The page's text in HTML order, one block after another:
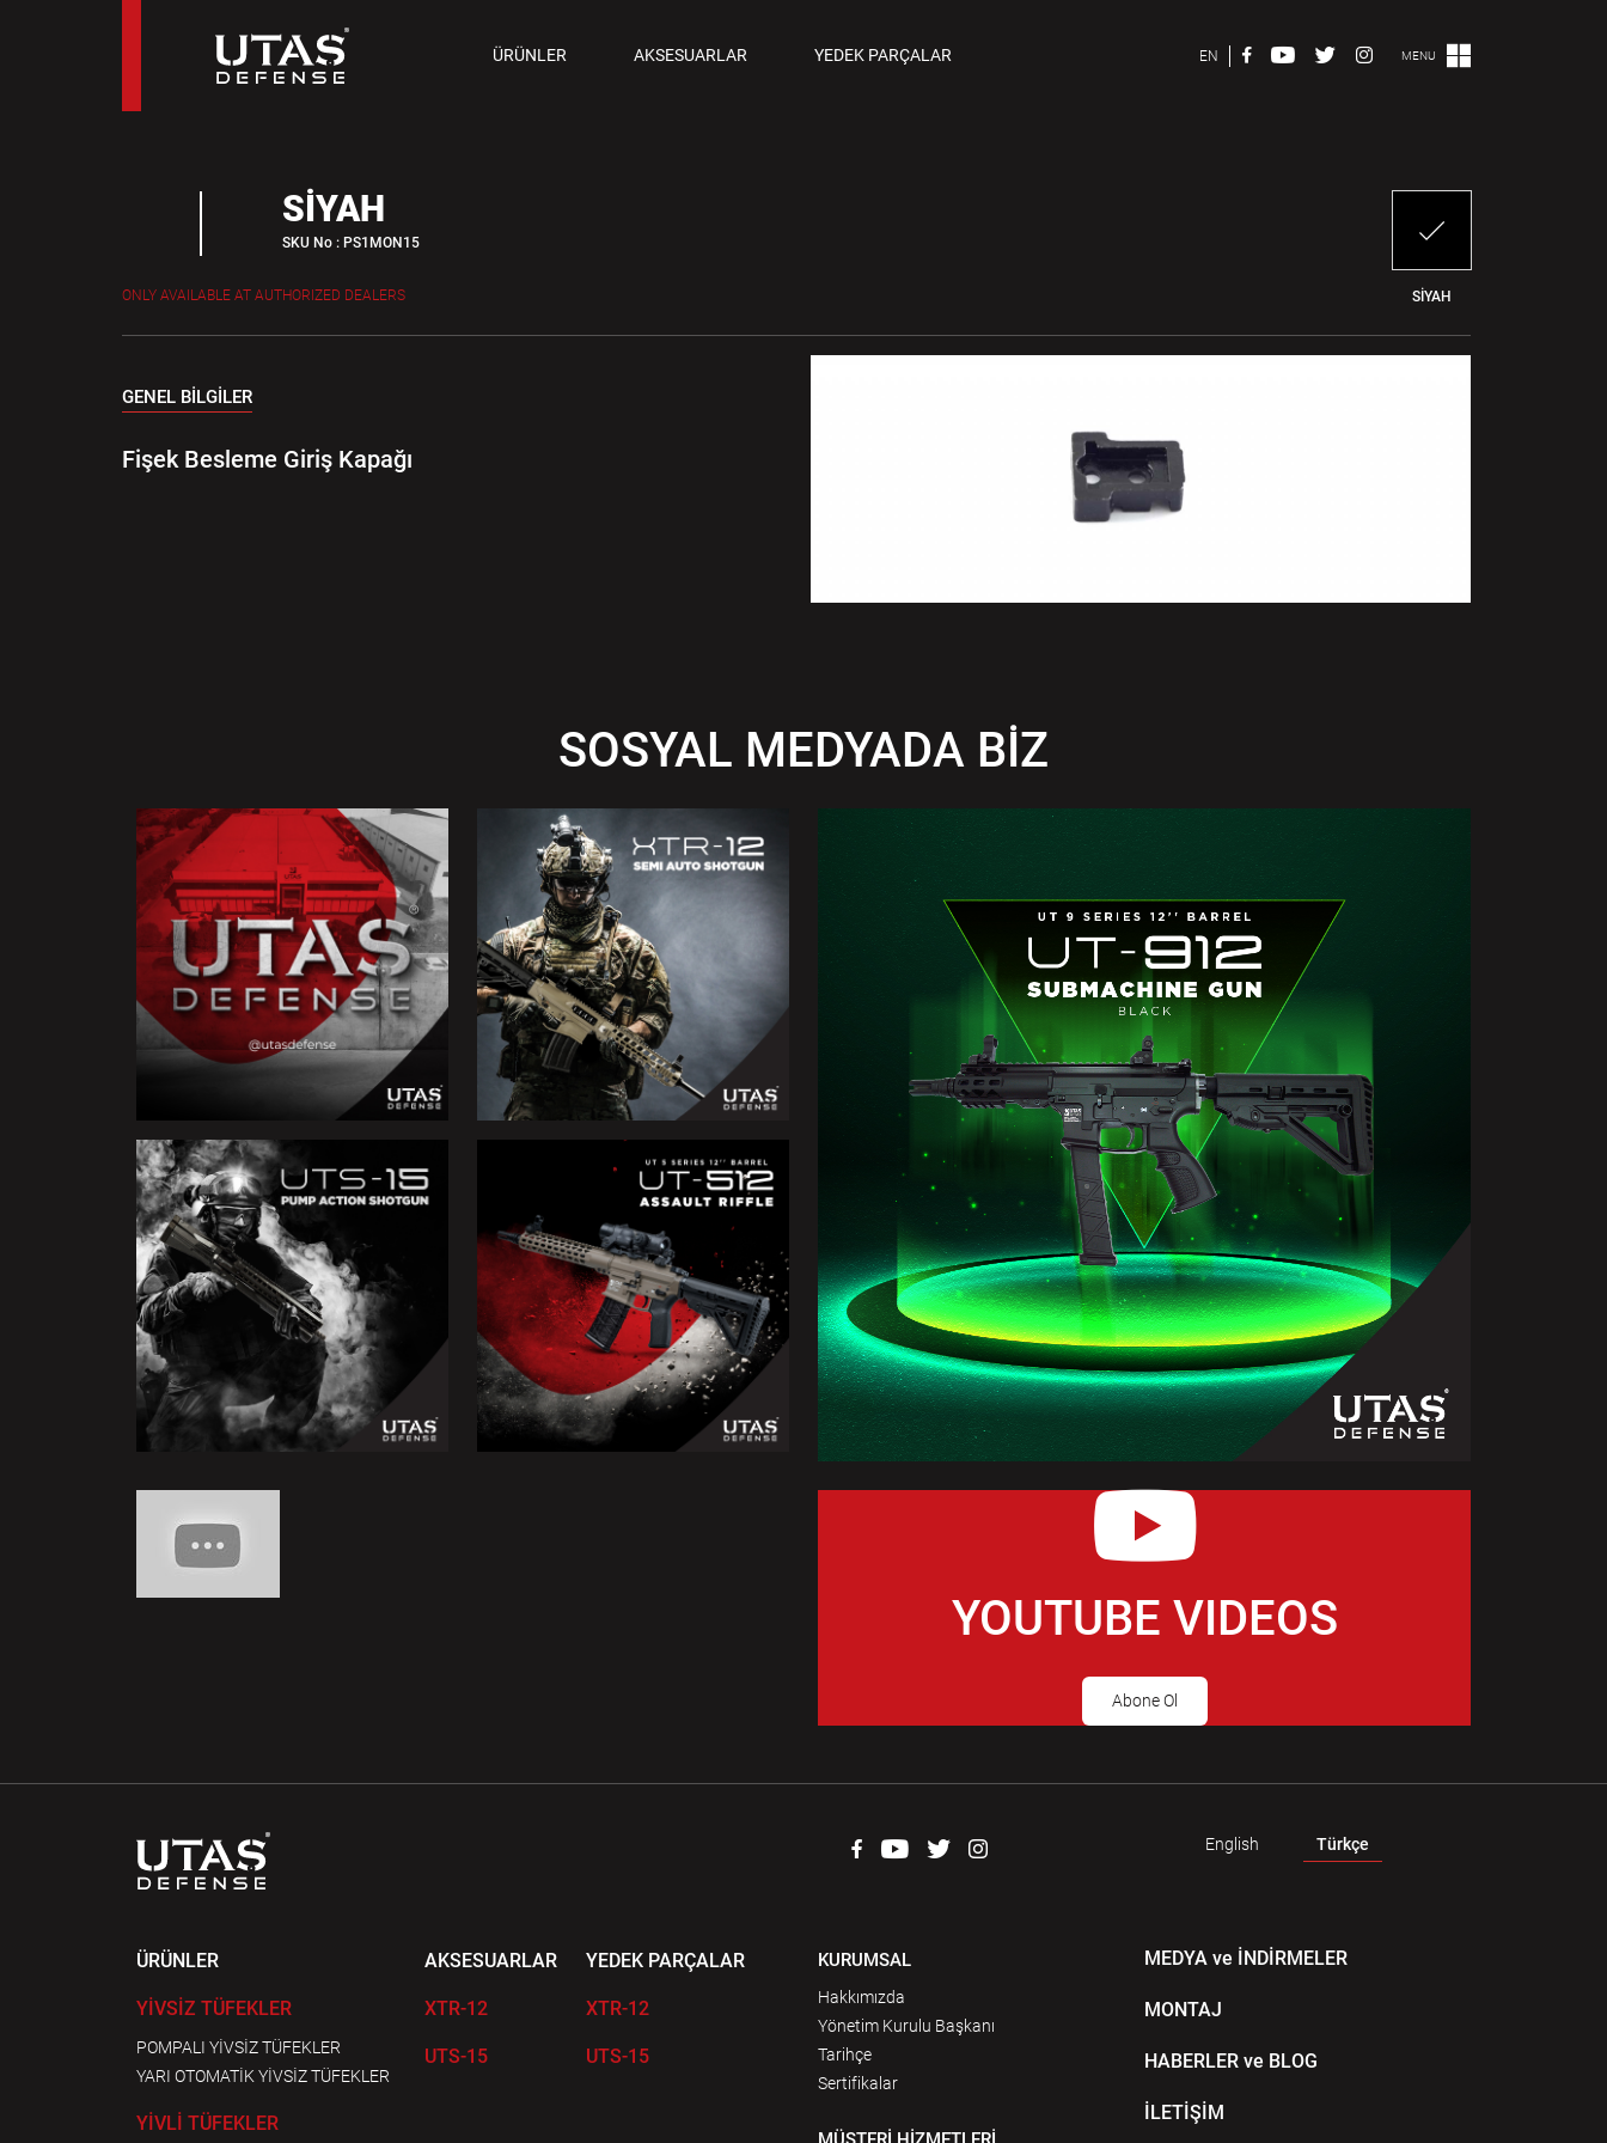
ÜRÜNLER
9 MM TABANCALARAKSESUARLAR YEDEK PARÇALAR EN MENU
SİYAH
SKU No : PS1MON15
ONLY AVAILABLE AT AUTHORIZED DEALERS SİYAH
GENEL BİLGİLER
Fişek Besleme Giriş Kapağı
SOSYAL MEDYADA BİZ
YOUTUBE VIDEOS
Abone Ol
English Türkçe
ÜRÜNLER
YİVSİZ TÜFEKLER
POMPALI YİVSİZ TÜFEKLER
YARI OTOMATİK YİVSİZ TÜFEKLER
YİVLİ TÜFEKLER
AKSESUARLAR
XTR-12
UTS-15
YEDEK PARÇALAR
XTR-12
UTS-15
KURUMSAL
Hakkımızda
Yönetim Kurulu Başkanı
Tarihçe
Sertifikalar
MEDYA ve İNDİRMELER
MONTAJ
HABERLER ve BLOG
İLETİŞİM